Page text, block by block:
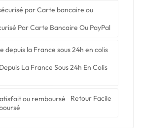
Par Carte Bancaire Ou PayPal
La France Sous 24h En Colis
Retour Facile